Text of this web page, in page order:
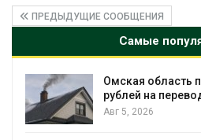
ПРЕДЫДУЩИЕ СООБЩЕНИЯ
Самые
ещё 598 млн
домов на газ